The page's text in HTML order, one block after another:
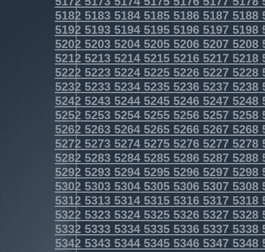
5182518351845185518651875188
5192519351945195519651975198
5202520352045205520652075208
5212521352145215521652175218
5222522352245225522652275228
5232523352345235523652375238
5242524352445245524652475248
5252525352545255525652575258
5262526352645265526652675268
5272527352745275527652775278
5282528352845285528652875288
5292529352945295529652975298
5302530353045305530653075308
5312531353145315531653175318
5322532353245325532653275328
5332533353345335533653375338
5342534353445345534653475348